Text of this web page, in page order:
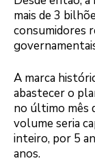
mais de 3
consumidores
A marca
abastecer o
no último mês
volume seria
inteiro, por 5
anos.